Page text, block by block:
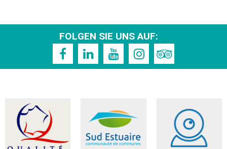
FOLGEN SIE UNS AUF: